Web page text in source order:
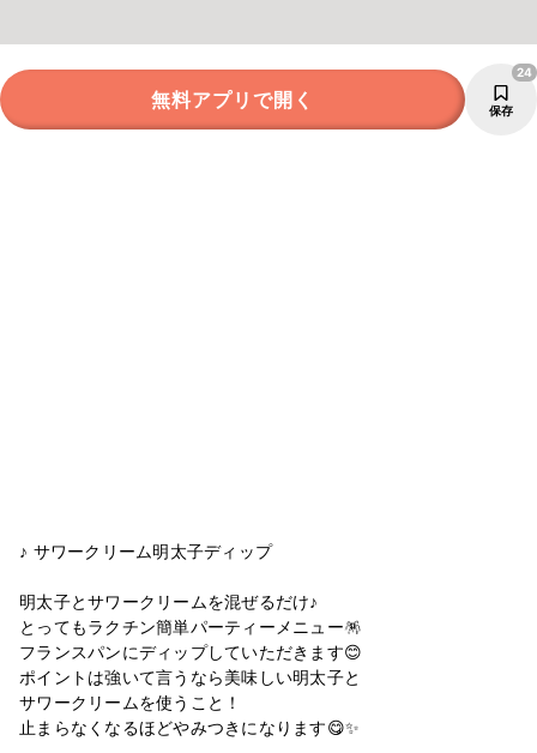
無料アプリで開く 保存
24
♪ サワークリーム明太子ディップ
明太子とサワークリームを混ぜるだけ♪
とってもラクチン簡単パーティーメニュー🪅
フランスパンにディップしていただきます😊
ポイントは強いて言うなら美味しい明太子と
サワークリームを使うこと！
止まらなくなるほどやみつきになります😋✨